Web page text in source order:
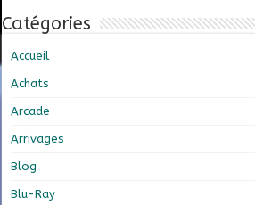
Catégories
Accueil
Achats
Arcade
Arrivages
Blog
Blu-Ray